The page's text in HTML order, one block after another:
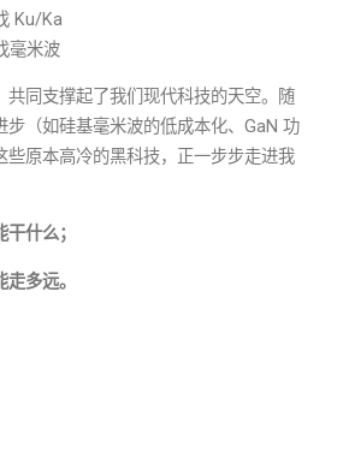
Ku/Ka
毫米波
共同支撑起了我们现代科技的天空。随
步（如硅基毫米波的低成本化、GaN 功
些原本高冷的黑科技，正一步步走进我
什么；
多远。